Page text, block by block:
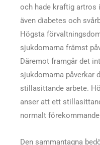
och hade kraftig artros
även diabetes och
Högsta
sjukdomarna främst
Däremot framgår det
sjukdomarna påverkar
stillasittande arbete.
anser att ett
normalt
Den sammantagna